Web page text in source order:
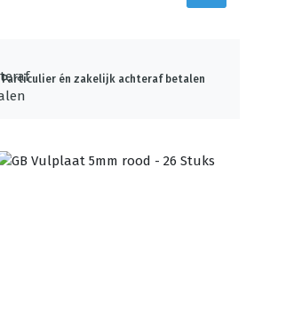
Particulier én zakelijk achteraf betalen